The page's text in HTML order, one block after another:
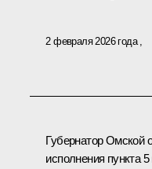
2 февраля 2026 года
Губернатор Омской
исполнения пункта